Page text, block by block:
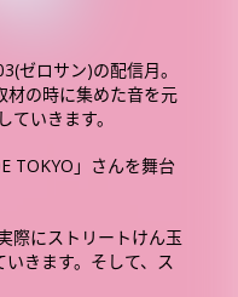
ゼロサン)の配信月。
材の時に集めた音を元
いきます。
TOKYO」さんを舞台
際にストリートけん玉
きます。そして、ス